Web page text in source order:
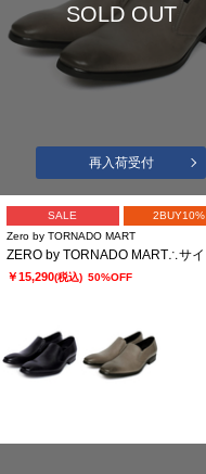
SOLD OUT
再入荷受付
SALE
2BUY10%
Zero by TORNADO MART
￥15,290(税込) 50%OFF